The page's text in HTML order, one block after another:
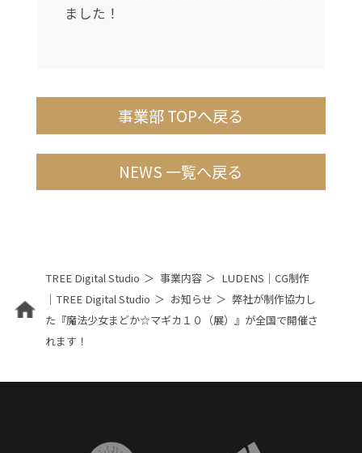
ました！
事業部 TOPへ戻る
NEWS 一覧へ戻る
TREE Digital Studio 事業内容
LUDENS｜CG制作
｜TREE Digital Studio
お知らせ
弊社が制作協力し
た『魔法少女まどか☆マギカ１０（展）』が全国で開催さ
れます！